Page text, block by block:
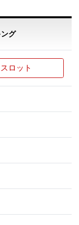
グ
スロット